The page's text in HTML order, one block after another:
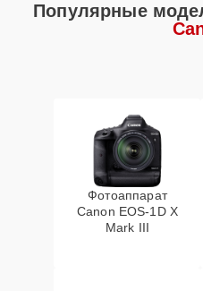
Популярные
Фотоаппарат
Canon EOS‑1D X
Mark III